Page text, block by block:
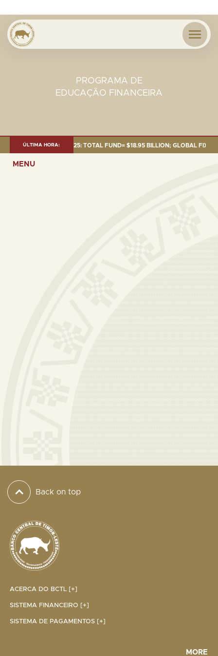
PROGRAMA DE
EDUCAÇÃO FINANCEIRA
ÚLTIMA HORA:
AS OF 30 SEP. 2025: TOTAL FUND= $18.95 BILLION; GLOBAL FIXED
MENU
Back on top
ACERCA DO BCTL [+]
SISTEMA FINANCEIRO [+]
SISTEMA DE PAGAMENTOS [+]
MORE